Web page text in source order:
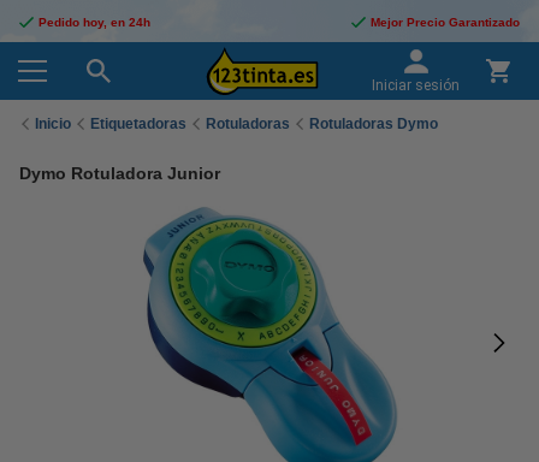
Pedido hoy, en 24h Mejor Precio Garantizado
Iniciar sesión
Inicio Etiquetadoras Rotuladoras Rotuladoras Dymo
Dymo Rotuladora Junior